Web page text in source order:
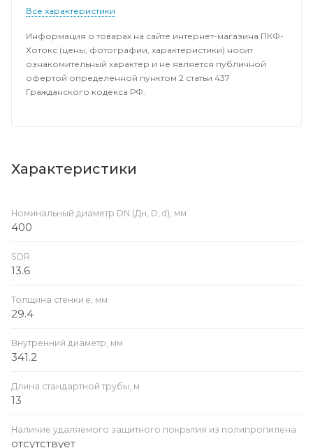
Все характеристики
Информация о товарах на сайте интернет-магазина ПКФ-
Хотокс (цены, фотографии, характеристики) носит
ознакомительный характер и не является публичной
офертой определенной пунктом 2 статьи 437
Гражданского кодекса РФ.
Характеристики
Номинальный диаметр DN (Дн, D, d), мм
400
SDR
13.6
Толщина стенки e, мм
29.4
Внутренний диаметр, мм
341.2
Длина стандартной трубы, м
13
Наличие удаляемого защитного покрытия из полипропилена
отсутствует